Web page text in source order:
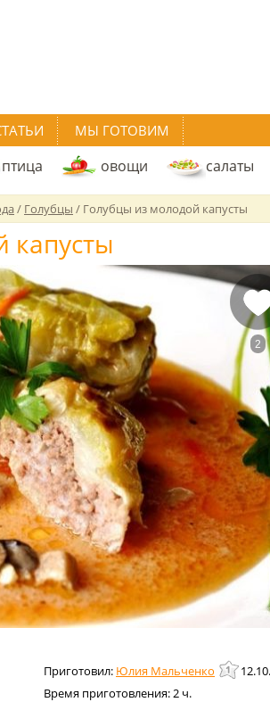
МЫ ГОТОВИМ
птица овощи салаты
/ Голубцы / Голубцы из молодой капусты
капусты
2
Юлия Мальченко
Время приготовления:2 ч.